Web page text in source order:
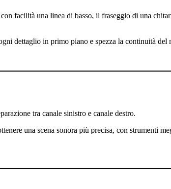
facilità una linea di basso, il fraseggio di una
dettaglio in primo piano e spezza la continuità del
tra canale sinistro e canale destro.
una scena sonora più precisa, con strumenti